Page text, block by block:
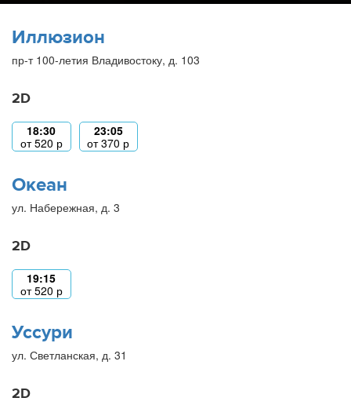
Иллюзион
пр-т 100-летия Владивостоку, д. 103
2D
18:30
от520 р
23:05
от370 р
Океан
ул. Набережная, д. 3
2D
19:15
от520 р
Уссури
ул. Светланская, д. 31
2D